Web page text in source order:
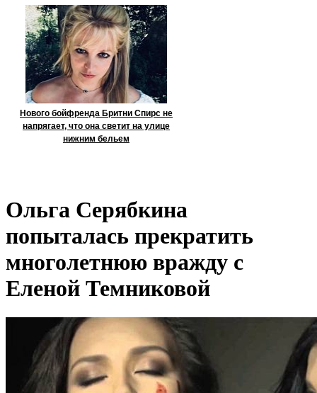
Нового бойфренда Бритни Спирс не
напрягает, что она светит на улице
нижним бельем
Ольга Серябкина
попыталась прекратить
многолетнюю вражду с
Еленой Темниковой